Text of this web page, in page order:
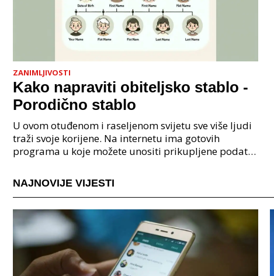
ZANIMLJIVOSTI
Kako napraviti obiteljsko stablo -
Porodično stablo
U ovom otuđenom i raseljenom svijetu sve više ljudi
traži svoje korijene. Na internetu ima gotovih
programa u koje možete unositi prikupljene podatke
NAJNOVIJE VIJESTI